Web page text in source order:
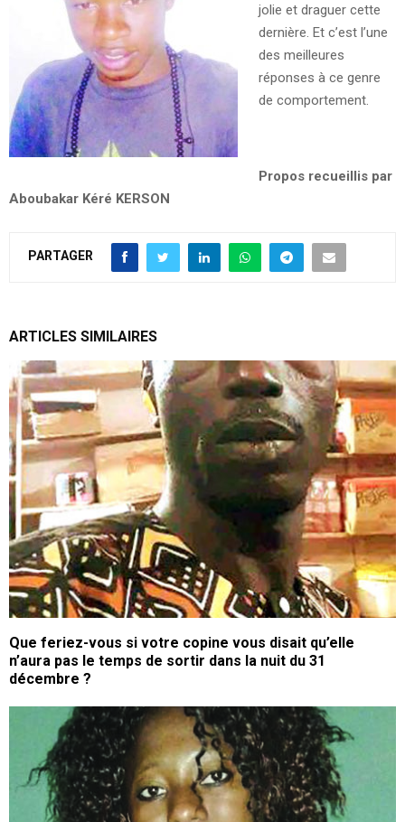
jolie et draguer cette
dernière. Et c’est l’une
des meilleures
réponses à ce genre
de comportement.
Propos recueillis par
Aboubakar Kéré KERSON
PARTAGER
ARTICLES SIMILAIRES
Que feriez-vous si votre copine vous disait qu’elle
n’aura pas le temps de sortir dans la nuit du 31
décembre ?